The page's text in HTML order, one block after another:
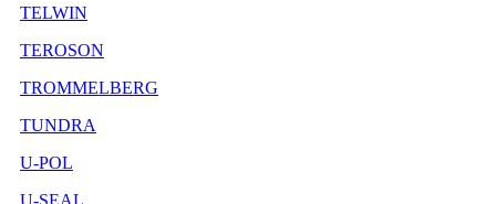
TELWIN
TEROSON
TROMMELBERG
TUNDRA
U-POL